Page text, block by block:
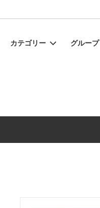
カテゴリー グループ